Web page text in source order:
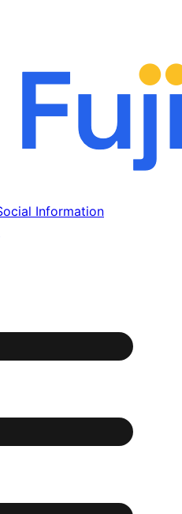
Information